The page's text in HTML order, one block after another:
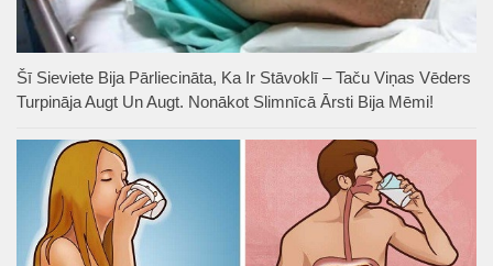
Šī Sieviete Bija Pārliecināta, Ka Ir Stāvoklī – Taču Viņas Vēders
Turpināja Augt Un Augt. Nonākot Slimnīcā Ārsti Bija Mēmi!